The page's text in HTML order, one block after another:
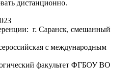
дистанционно.
г. Саранск, смешанный
с международным
факультет ФГБОУ ВО